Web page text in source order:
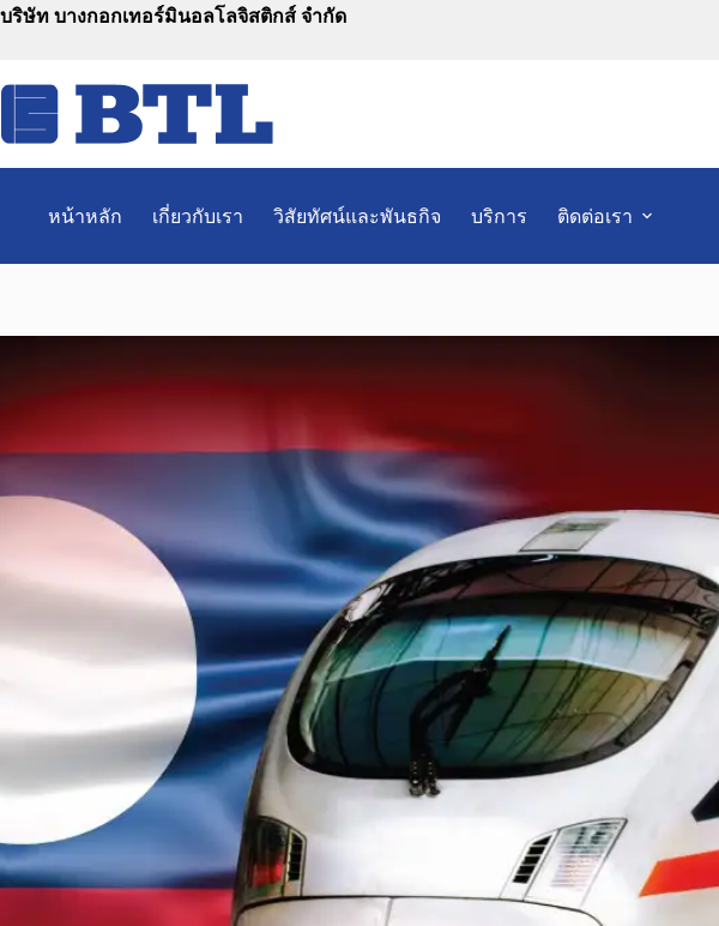
Skip
บริษัท บางกอกเทอร์มินอลโลจิสติกส์ จำกัด
หน้าหลัก เกี่ยวกับเรา วิสัยทัศน์และพันธกิจ บริการ ติดต่อเรา